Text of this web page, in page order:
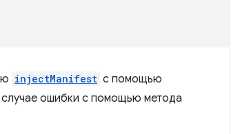
injectManifest с помощью
ошибки с помощью метода